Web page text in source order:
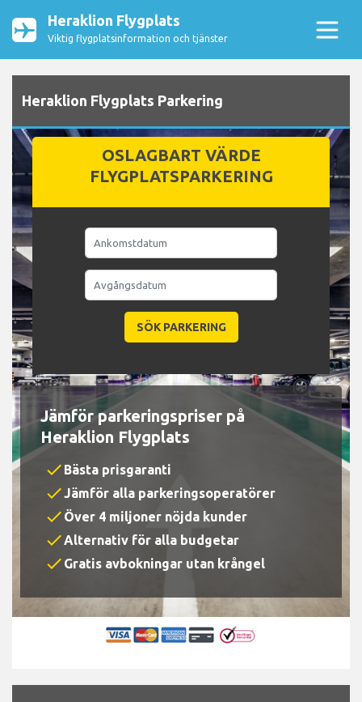
Heraklion Flygplats
Viktig flygplatsinformation och tjänster
Heraklion Flygplats Parkering
OSLAGBART VÄRDE
FLYGPLATSPARKERING
Jämför parkeringspriser på
Heraklion Flygplats
check Bästa prisgaranti
checkJämför alla parkeringsoperatörer
check Över 4 miljoner nöjda kunder
checkAlternativ för alla budgetar
check Gratis avbokningar utan krångel